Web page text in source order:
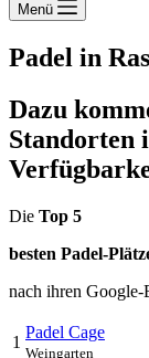
Menü
Padel in
Dazu
Standorten
Die Top 5
besten Padel-
nach ihren Google-
1
Padel Cage
Weingarten